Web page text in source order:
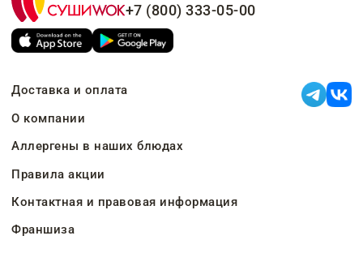
+7 (800) 333-05-00
Доставка и оплата
О компании
Аллергены в наших блюдах
Правила акции
Контактная и правовая информация
Франшиза